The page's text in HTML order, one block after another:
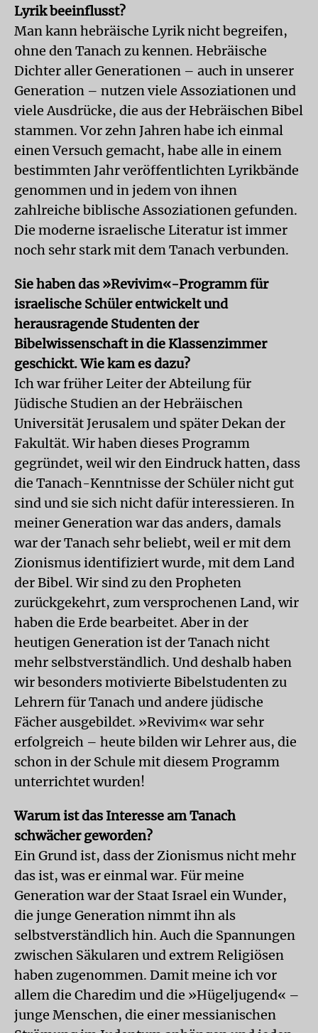
Lyrik beeinflusst?
Man kann hebräische Lyrik nicht begreifen,
ohne den Tanach zu kennen. Hebräische
Dichter aller Generationen – auch in unserer
Generation – nutzen viele Assoziationen und
viele Ausdrücke, die aus der Hebräischen Bibel
stammen. Vor zehn Jahren habe ich einmal
einen Versuch gemacht, habe alle in einem
bestimmten Jahr veröffentlichten Lyrikbände
genommen und in jedem von ihnen
zahlreiche biblische Assoziationen gefunden.
Die moderne israelische Literatur ist immer
noch sehr stark mit dem Tanach verbunden.
Sie haben das »Revivim«-Programm für
israelische Schüler entwickelt und
herausragende Studenten der
Bibelwissenschaft in die Klassenzimmer
geschickt. Wie kam es dazu?
Ich war früher Leiter der Abteilung für
Jüdische Studien an der Hebräischen
Universität Jerusalem und später Dekan der
Fakultät. Wir haben dieses Programm
gegründet, weil wir den Eindruck hatten, dass
die Tanach-Kenntnisse der Schüler nicht gut
sind und sie sich nicht dafür interessieren. In
meiner Generation war das anders, damals
war der Tanach sehr beliebt, weil er mit dem
Zionismus identifiziert wurde, mit dem Land
der Bibel. Wir sind zu den Propheten
zurückgekehrt, zum versprochenen Land, wir
haben die Erde bearbeitet. Aber in der
heutigen Generation ist der Tanach nicht
mehr selbstverständlich. Und deshalb haben
wir besonders motivierte Bibelstudenten zu
Lehrern für Tanach und andere jüdische
Fächer ausgebildet. »Revivim« war sehr
erfolgreich – heute bilden wir Lehrer aus, die
schon in der Schule mit diesem Programm
unterrichtet wurden!
Warum ist das Interesse am Tanach
schwächer geworden?
Ein Grund ist, dass der Zionismus nicht mehr
das ist, was er einmal war. Für meine
Generation war der Staat Israel ein Wunder,
die junge Generation nimmt ihn als
selbstverständlich hin. Auch die Spannungen
zwischen Säkularen und extrem Religiösen
haben zugenommen. Damit meine ich vor
allem die Charedim und die »Hügeljugend« –
junge Menschen, die einer messianischen